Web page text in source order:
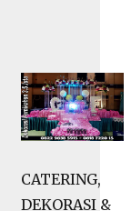
CATERING,
DEKORASI &